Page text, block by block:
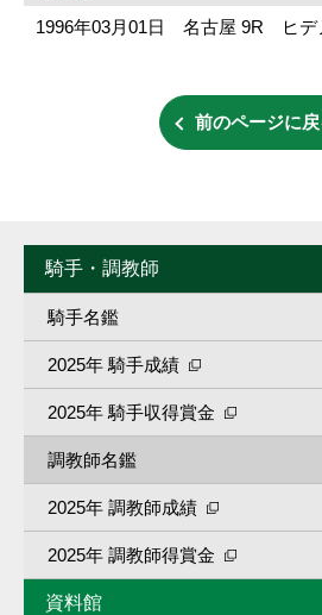
1996年03月01日 名古屋 9R ヒデ
前のページに戻
騎手・調教師
騎手名鑑
2025年 騎手成績
2025年 騎手収得賞金
調教師名鑑
2025年 調教師成績
2025年 調教師得賞金
資料館